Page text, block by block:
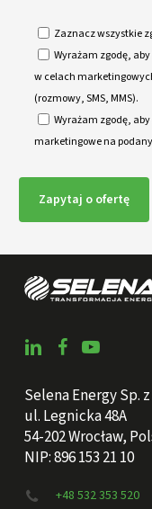
Zaznacz wszystkie
Wyrażam zgodę,
w celach
(rozmowy, SMS, MMS).
Wyrażam zgodę, aby
marketingowe na
Selena Energy Sp. z
ul. Legnicka 48A
54-202 Wrocław,
NIP: 896 153 21 10
+48 532 353 520